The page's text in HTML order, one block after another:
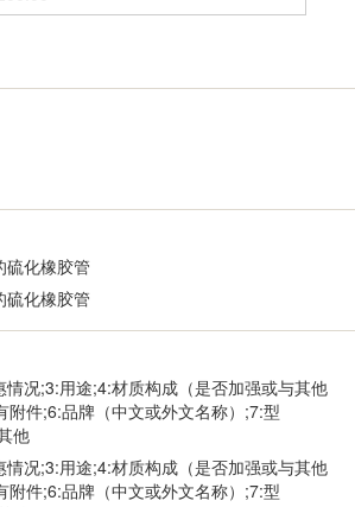
硫化橡胶管
硫化橡胶管
况;3:用途;4:材质构成（是否加强或与其他
附件;6:品牌（中文或外文名称）;7:型
他
况;3:用途;4:材质构成（是否加强或与其他
附件;6:品牌（中文或外文名称）;7:型